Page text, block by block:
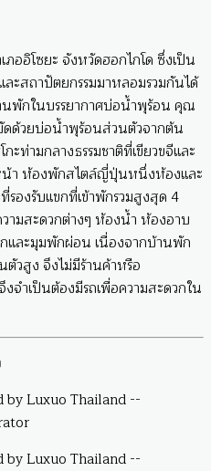
ออิโซยะ จังหวัดฮอกไกโด ซึ่งเป็น
ะสถาปัตยกรรมมาหลอมรวมกันได้
นพักในบรรยากาศบ่อน้ำพุร้อน คุณ
ดด้วยบ่อน้ำพุร้อนส่วนตัวจากต้น
ะท่ามกลางธรรมชาติที่เขียวขจีและ
น้า ห้องพักสไตล์ญี่ปุ่นหนึ่งห้องและ
องรับแขกที่เข้าพักรวมสูงสุด 4
ามสะดวกต่างๆ ห้องน้ำ ห้องอาบ
และมุมพักผ่อน เนื่องจากบ้านพัก
วสูง จึงไม่มีร้านค้าหรือ
จำเป็นต้องมีรถเพื่อความสะดวกใน